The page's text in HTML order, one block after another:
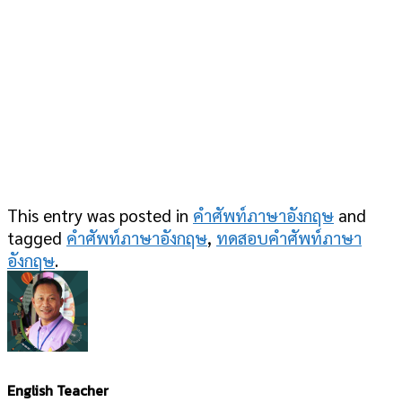
This entry was posted in คำศัพท์ภาษาอังกฤษ and
tagged คำศัพท์ภาษาอังกฤษ, ทดสอบคำศัพท์ภาษา
อังกฤษ.
English Teacher